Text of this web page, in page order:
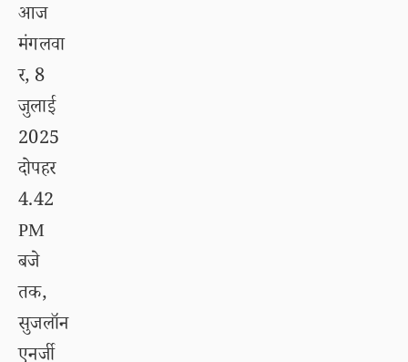
आज
मंगलवा
र, 8
जुलाई
2025
दोपहर
4.42
PM
बजे
तक,
सुजलॉन